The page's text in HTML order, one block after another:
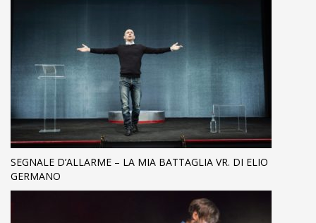
SEGNALE D’ALLARME – LA MIA BATTAGLIA VR. DI ELIO
GERMANO